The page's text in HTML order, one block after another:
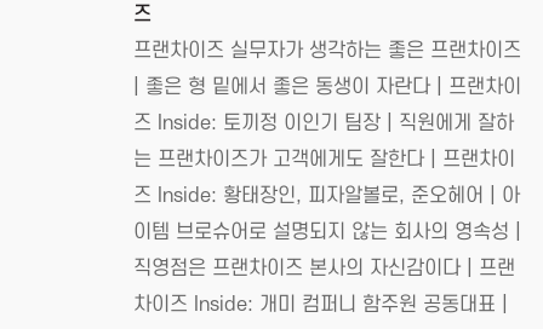
즈
프랜차이즈 실무자가 생각하는 좋은 프랜차이즈
| 좋은 형 밑에서 좋은 동생이 자란다 | 프랜차이
즈 Inside: 토끼정 이인기 팀장 | 직원에게 잘하
는 프랜차이즈가 고객에게도 잘한다 | 프랜차이
즈 Inside: 황태장인, 피자알볼로, 준오헤어 | 아
이템 브로슈어로 설명되지 않는 회사의 영속성 |
직영점은 프랜차이즈 본사의 자신감이다 | 프랜
차이즈 Inside: 개미 컴퍼니 함주원 공동대표 |